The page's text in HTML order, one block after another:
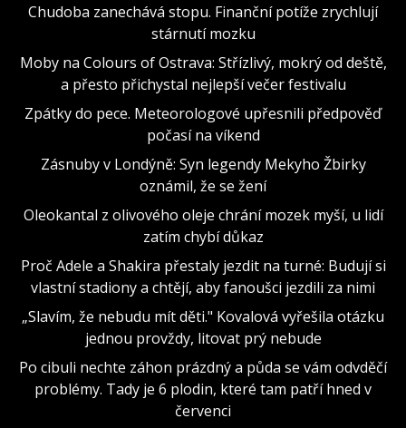
Chudoba zanechává stopu. Finanční potíže zrychlují
stárnutí mozku
Moby na Colours of Ostrava: Střízlivý, mokrý od deště,
a přesto přichystal nejlepší večer festivalu
Zpátky do pece. Meteorologové upřesnili předpověď
počasí na víkend
Zásnuby v Londýně: Syn legendy Mekyho Žbirky
oznámil, že se žení
Oleokantal z olivového oleje chrání mozek myší, u lidí
zatím chybí důkaz
Proč Adele a Shakira přestaly jezdit na turné: Budují si
vlastní stadiony a chtějí, aby fanoušci jezdili za nimi
„Slavím, že nebudu mít děti." Kovalová vyřešila otázku
jednou provždy, litovat prý nebude
Po cibuli nechte záhon prázdný a půda se vám odvděčí
problémy. Tady je 6 plodin, které tam patří hned v
červenci